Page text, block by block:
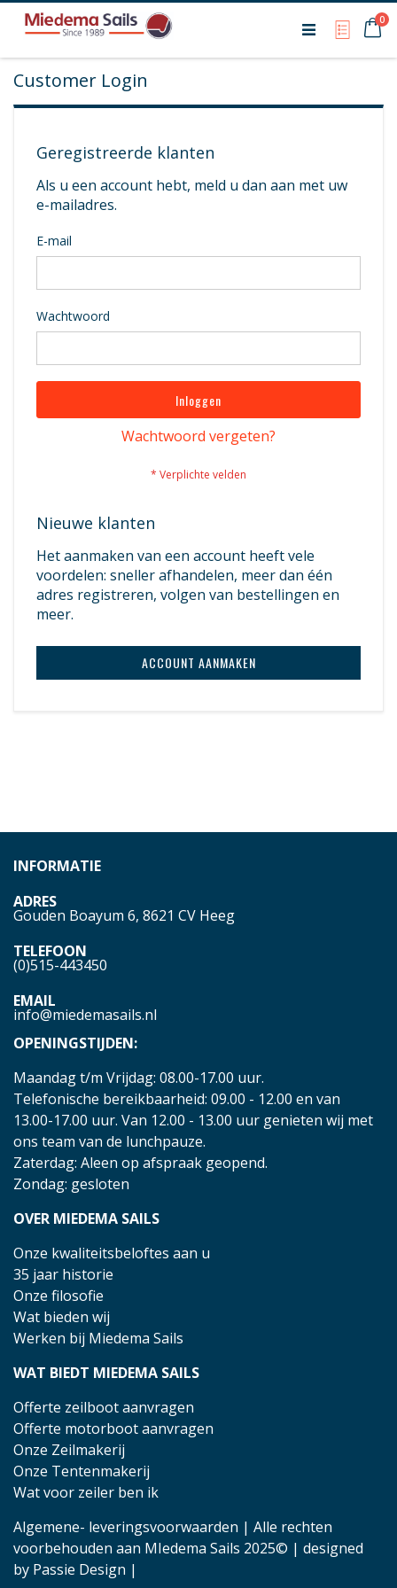
My0
Customer Login
Geregistreerde klanten
Als u een account hebt, meld u dan aan met uw
e-mailadres.
E-mail
Wachtwoord
Inloggen
Wachtwoord vergeten?
Nieuwe klanten
Het aanmaken van een account heeft vele
voordelen: sneller afhandelen, meer dan één
adres registreren, volgen van bestellingen en
meer.
ACCOUNT AANMAKEN
INFORMATIE
ADRES
Gouden Boayum 6, 8621 CV Heeg
TELEFOON
(0)515-443450
EMAIL
info@miedemasails.nl
OPENINGSTIJDEN:
Maandag t/m Vrijdag: 08.00-17.00 uur.
Telefonische bereikbaarheid: 09.00 - 12.00 en van
13.00-17.00 uur. Van 12.00 - 13.00 uur genieten wij met
ons team van de lunchpauze.
Zaterdag: Aleen op afspraak geopend.
Zondag: gesloten
OVER MIEDEMA SAILS
Onze kwaliteitsbeloftes aan u
35 jaar historie
Onze filosofie
Wat bieden wij
Werken bij Miedema Sails
WAT BIEDT MIEDEMA SAILS
Offerte zeilboot aanvragen
Offerte motorboot aanvragen
Onze Zeilmakerij
Onze Tentenmakerij
Wat voor zeiler ben ik
Algemene- leveringsvoorwaarden | Alle rechten
voorbehouden aan MIedema Sails 2025© | designed
by Passie Design |